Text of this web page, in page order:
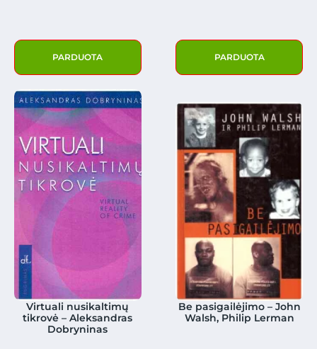
PARDUOTA PARDUOTA
Virtuali nusikaltimų
tikrovė – Aleksandras
Dobryninas
Be pasigailėjimo – John
Walsh, Philip Lerman